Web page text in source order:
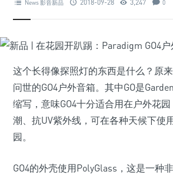
News 影音新品 2018-09-28 3,247 0
这个长得像探照灯的东西是什么？原
问世的GO4户外音箱。其中GO是
缩写，意味GO4十分适合用在户外花
潮、抗UV紫外线，可在各种天候下使
园。
GO4的外壳使用PolyGlass，这是一种